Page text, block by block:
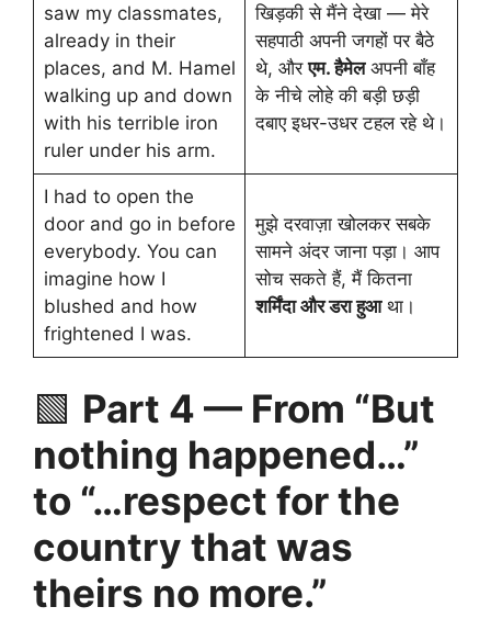
saw my classmates,
already in their
places, and M. Hamel
walking up and down
with his terrible iron
ruler under his arm.
खिड़की से मैंने देखा — मेरे
सहपाठी अपनी जगहों पर बैठे
थे, औरएम. हैमेलअपनी बाँह
के नीचे लोहे की बड़ी छड़ी
दबाए इधर-उधर टहल रहे थे।
I had to open the
door and go in before
everybody. You can
imagine how I
blushed and how
frightened I was.
मुझे दरवाज़ा खोलकर सबके
सामने अंदर जाना पड़ा। आप
सोच सकते हैं, मैं कितना
शर्मिंदा और डरा हुआथा।
🟩 Part 4 — From “But
nothing happened…”
to “…respect for the
country that was
theirs no more.”